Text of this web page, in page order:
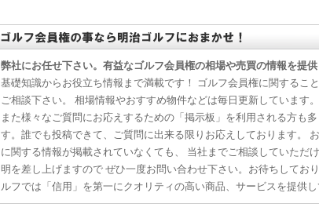
弊社にお任せ下さい。有益なゴルフ会員権の相場や売買の情報を提
基礎知識からお役立ち情報まで満載です！ ゴルフ会員権に関するこ
ご相談下さい。 相場情報やおすすめ物件などは毎日更新しています。
また様々なご質問にお応えするための「掲示板」を利用される方も
す。誰でも投稿できて、ご質問に出来る限りお応えしております。
に関する情報が掲載されていなくても、 当社までご相談していただ
明を差し上げますので ぜひ一度お問い合わせ下さい。お待ちしてお
ルフでは「信用」を第一にクオリティの高い商品、サービスを提供し